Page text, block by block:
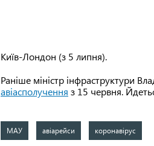
Київ-Лондон (з 5 липня).
Раніше міністр інфраструктури
авіасполучення з 15 червня.
МАУ авіарейси коронавірус